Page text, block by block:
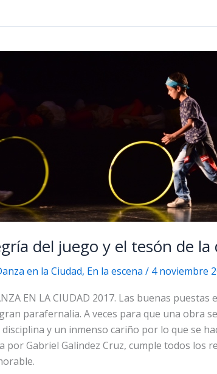
del juego y el tesón de la
en la Ciudad, En la escena / 4 noviembre
EN LA CIUDAD 2017. Las buenas
parafernalia. A veces para que una obra
y un inmenso cariño por lo que se
por Gabriel Galindez Cruz, cumple todos los